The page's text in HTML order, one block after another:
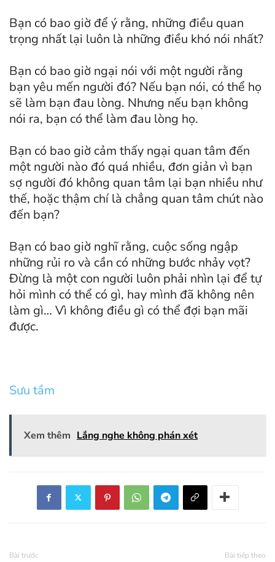
Bạn có bao giờ để ý rằng, những điều quan
trọng nhất lại luôn là những điều khó nói nhất?
Bạn có bao giờ ngại nói với một người rằng
bạn yêu mến người đó? Nếu bạn nói, có thể họ
sẽ làm bạn đau lòng. Nhưng nếu bạn không
nói ra, bạn có thể làm đau lòng họ.
Bạn có bao giờ cảm thấy ngại quan tâm đến
một người nào đó quá nhiều, đơn giản vì bạn
sợ người đó không quan tâm lại bạn nhiều như
thế, hoặc thậm chí là chẳng quan tâm chút nào
đến bạn?
Bạn có bao giờ nghĩ rằng, cuộc sống ngập
những rủi ro và cần có những bước nhảy vọt?
Đừng là một con người luôn phải nhìn lại để tự
hỏi mình có thể có gì, hay mình đã không nên
làm gì… Vì không điều gì có thể đợi bạn mãi
được.
Sưu tầm
Xem thêm Lắng nghe không phán xét
Bài trước Bài tiếp theo